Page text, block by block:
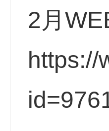
2月
https://